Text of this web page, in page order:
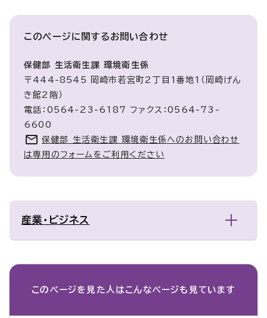
このページに関するお問い合わせ
保健部 生活衛生課 環境衛生係
〒444-8545 岡崎市若宮町2丁目1番地1（岡崎げん
き館2階）
電話：0564-23-6187 ファクス：0564-73-
6600
保健部 生活衛生課 環境衛生係へのお問い合わせ
は専用のフォームをご利用ください
産業・ビジネス
このページを見た人は こんなページも見ています